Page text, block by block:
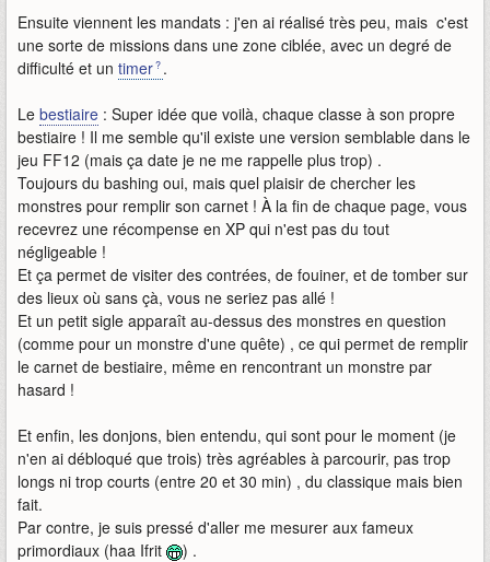
Ensuite viennent les mandats : j'en ai réalisé très peu, mais c'est
une sorte de missions dans une zone ciblée, avec un degré de
difficulté et un timer .
Le bestiaire : Super idée que voilà, chaque classe à son propre
bestiaire ! Il me semble qu'il existe une version semblable dans le
jeu FF12 (mais ça date je ne me rappelle plus trop) .
Toujours du bashing oui, mais quel plaisir de chercher les
monstres pour remplir son carnet ! À la fin de chaque page, vous
recevrez une récompense en XP qui n'est pas du tout
négligeable !
Et ça permet de visiter des contrées, de fouiner, et de tomber sur
des lieux où sans çà, vous ne seriez pas allé !
Et un petit sigle apparaît au-dessus des monstres en question
(comme pour un monstre d'une quête) , ce qui permet de remplir
le carnet de bestiaire, même en rencontrant un monstre par
hasard !
Et enfin, les donjons, bien entendu, qui sont pour le moment (je
n'en ai débloqué que trois) très agréables à parcourir, pas trop
longs ni trop courts (entre 20 et 30 min) , du classique mais bien
fait.
Par contre, je suis pressé d'aller me mesurer aux fameux
primordiaux (haa Ifrit
) .